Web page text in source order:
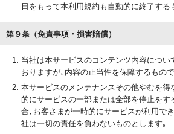
日をもって本利用規約も自動的に終了する
第９条（免責事項・損害賠償）
当社は本サービスのコンテンツ内容につい
おりますが､内容の正当性を保障するもの
本サービスのメンテナンスその他やむを得
的にサービスの一部または全部を停止をす
合､お客さまが一時的にサービスが利用で
社は一切の責任を負わないものとします｡